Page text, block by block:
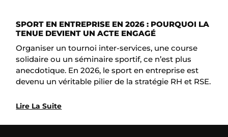
SPORT EN ENTREPRISE EN 2026 : POURQUOI LA
TENUE DEVIENT UN ACTE ENGAGÉ
Organiser un tournoi inter-services, une course
solidaire ou un séminaire sportif, ce n’est plus
anecdotique. En 2026, le sport en entreprise est
devenu un véritable pilier de la stratégie RH et RSE.
Lire La Suite